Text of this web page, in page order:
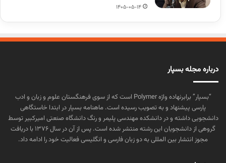
1405-05-14
درباره مجله بسپار
“بسپار” برابرنهاده واژه Polymer است که از سوی فرهنگستان علوم و زبان و ادب
پارسی پیشنهاد و به تصویب رسیده است. ماهنامه بسپار در ابتدا خاستگاهی
دانشجویی داشته و در دانشکده مهندسی پلیمر و رنگ دانشگاه صنعتی امیرکبیر توسط
گروهی از دانشجویان این رشته منتشر شده است. پس از آن در سال ۱۳۷۶ با دریافت
مجوز انتشار بین المللی به دو زبان فارسی و انگلیسی فعالیت خود را ادامه داد.